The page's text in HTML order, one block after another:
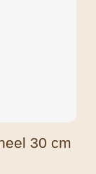
30 cm